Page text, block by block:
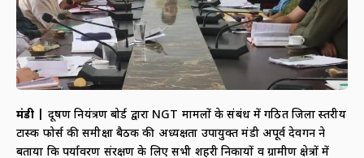
मंडी | प्रदूषण नियंत्रण बोर्ड द्वारा NGT मामलों के संबंध में गठित जिला स्तरीय
टास्क फोर्स की समीक्षा बैठक की अध्यक्षता उपायुक्त मंडी अपूर्व देवगन ने
बताया कि पर्यावरण संरक्षण के लिए सभी शहरी निकायों व ग्रामीण क्षेत्रों में